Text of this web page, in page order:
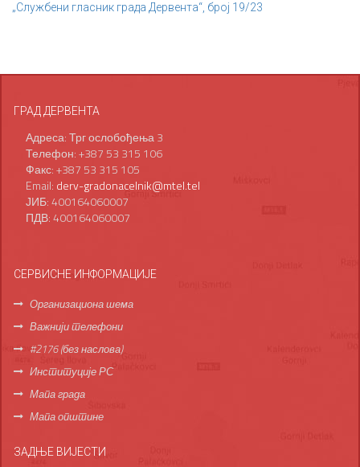
„Службени гласник града Дервента“, број 19/23
ГРАД ДЕРВЕНТА
Адреса: Трг ослобођења 3
Телефон: +387 53 315 106
Факс: +387 53 315 105
Email: derv-gradonacelnik@mtel.tel
ЈИБ: 400164060007
ПДВ: 400164060007
СЕРВИСНЕ ИНФОРМАЦИЈЕ
Организациона шема
Важнији телефони
#2176 (без наслова)
Институције РС
Мапа града
Мапа општине
ЗАДЊЕ ВИЈЕСТИ